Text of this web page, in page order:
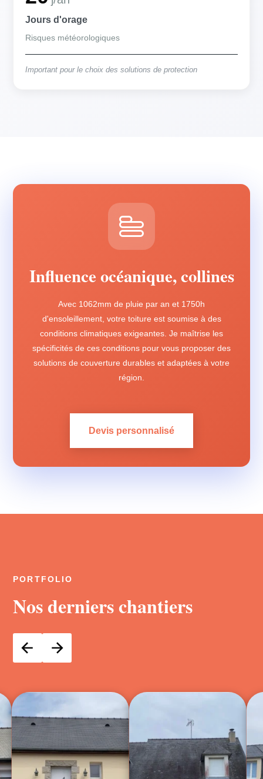
Jours d'orage
Risques météorologiques
Important pour le choix des solutions de protection
Influence océanique, collines
Avec 1062mm de pluie par an et 1750h
d'ensoleillement, votre toiture est soumise à des
conditions climatiques exigeantes. Je maîtrise les
spécificités de ces conditions pour vous proposer des
solutions de couverture durables et adaptées à votre
région.
Devis personnalisé
PORTFOLIO
Nos derniers chantiers